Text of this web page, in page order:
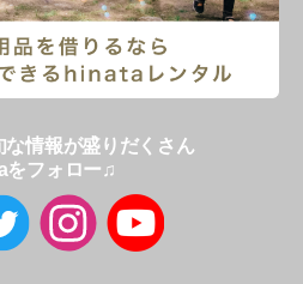
な情報が盛りだくさん
をフォロー♫